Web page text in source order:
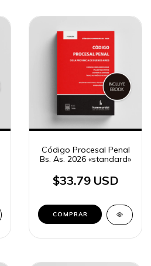
Código Procesal Penal
Bs. As. 2026 «standard»
$33.79 USD
COMPRAR